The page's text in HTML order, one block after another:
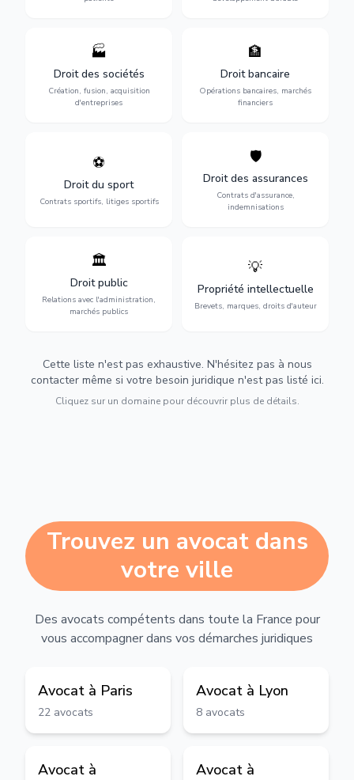
🏭
Droit des sociétés
Création, fusion, acquisition
d'entreprises
Structuration de votre
société : création, fusion-
acquisition, gouvernance et
restructuration.
🏦
Droit bancaire
Opérations bancaires, marchés
financiers
Gestion de vos opérations
financières : contentieux
bancaire, investissements et
régulation.
⚽
Droit du sport
Contrats sportifs, litiges sportifs
Expertise en droit sportif :
transferts, sponsoring et
contentieux.
🛡️
Droit des assurances
Contrats d'assurance,
indemnisations
Défense de vos intérêts :
contrats d'assurance,
sinistres et indemnisations
optimales.
🏛️
Droit public
Relations avec l'administration,
marchés publics
Gestion de vos relations
avec l'administration :
marchés publics,
urbanisme et contentieux.
💡
Propriété intellectuelle
Brevets, marques, droits d'auteur
Protection de vos créations
d'auteur et lutte contre la
contrefaçon.
Cette liste n'est pas exhaustive. N'hésitez pas à nous
contacter même si votre besoin juridique n'est pas listé ici.
Cliquez sur un domaine pour découvrir plus de détails.
Trouvez un avocat dans
votre ville
Des avocats compétents dans toute la France pour
vous accompagner dans vos démarches juridiques
Avocat à Paris
22 avocats
Avocat à Lyon
8 avocats
Avocat à
Avocat à